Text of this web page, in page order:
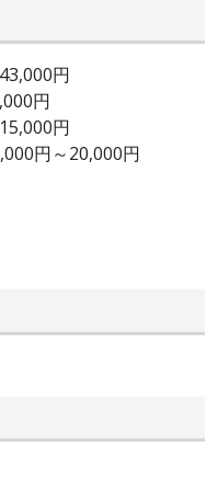
円
円
円
円～20,000円